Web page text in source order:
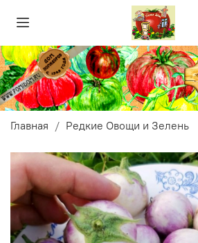
Главная Редкие Овощи и Зелень